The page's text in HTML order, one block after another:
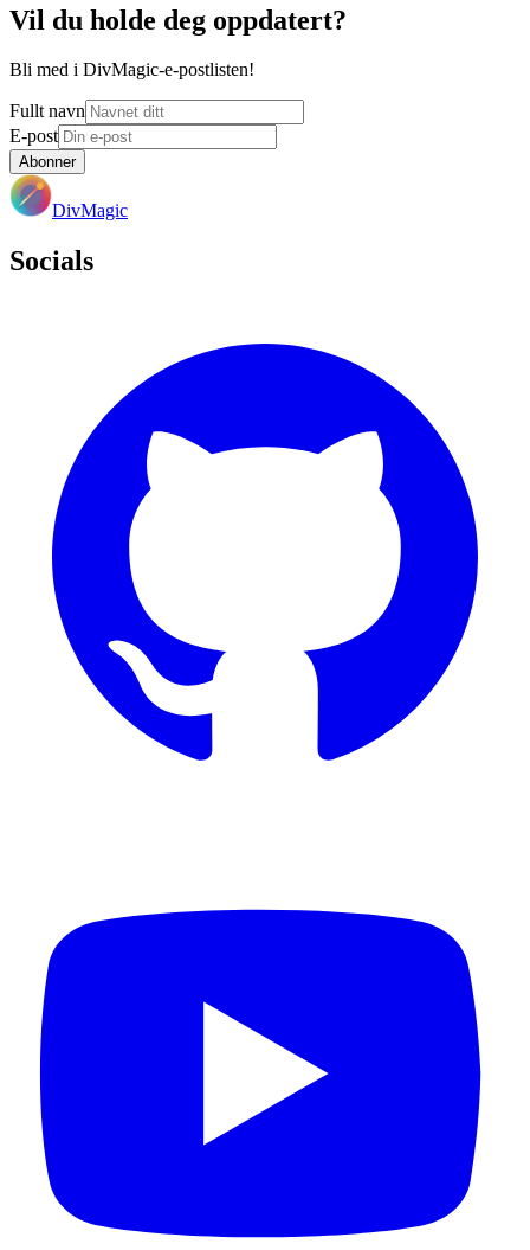
Vil du holde deg oppdatert?
Bli med i DivMagic-e-postlisten!
Fullt navn
E-post
Abonner
DivMagic
Socials